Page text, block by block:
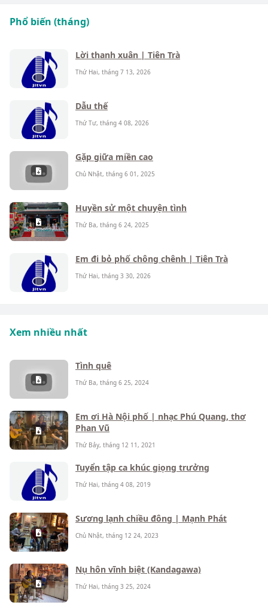
Phổ biến (tháng)
Lời thanh xuân | Tiên Trà
Thứ Hai, tháng 7 13, 2026
Dẫu thế
Thứ Tư, tháng 4 08, 2026
Gặp giữa miền cao
Chủ Nhật, tháng 6 01, 2025
Huyền sử một chuyện tình
Thứ Ba, tháng 6 24, 2025
Em đi bỏ phố chông chênh | Tiên Trà
Thứ Hai, tháng 3 30, 2026
Xem nhiều nhất
Tình quê
Thứ Ba, tháng 6 25, 2024
Em ơi Hà Nội phố | nhạc Phú Quang, thơ
Phan Vũ
Thứ Bảy, tháng 12 11, 2021
Tuyển tập ca khúc giọng trưởng
Thứ Hai, tháng 4 08, 2019
Sương lạnh chiều đông | Mạnh Phát
Chủ Nhật, tháng 12 24, 2023
Nụ hôn vĩnh biệt (Kandagawa)
Thứ Hai, tháng 3 25, 2024